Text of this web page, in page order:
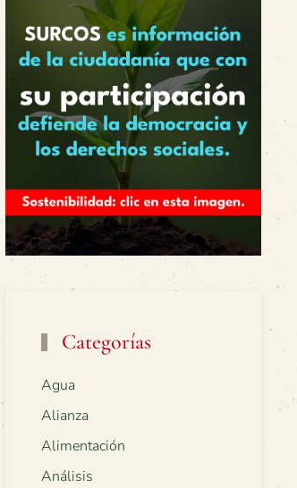
Categorías
Agua
Alianza
Alimentación
Análisis